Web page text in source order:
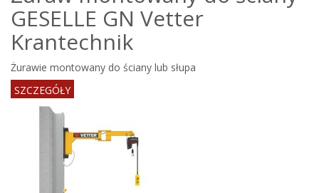
GESELLE GN Vetter
Krantechnik
Żurawie montowany do ściany lub słupa
SZCZEGÓŁY